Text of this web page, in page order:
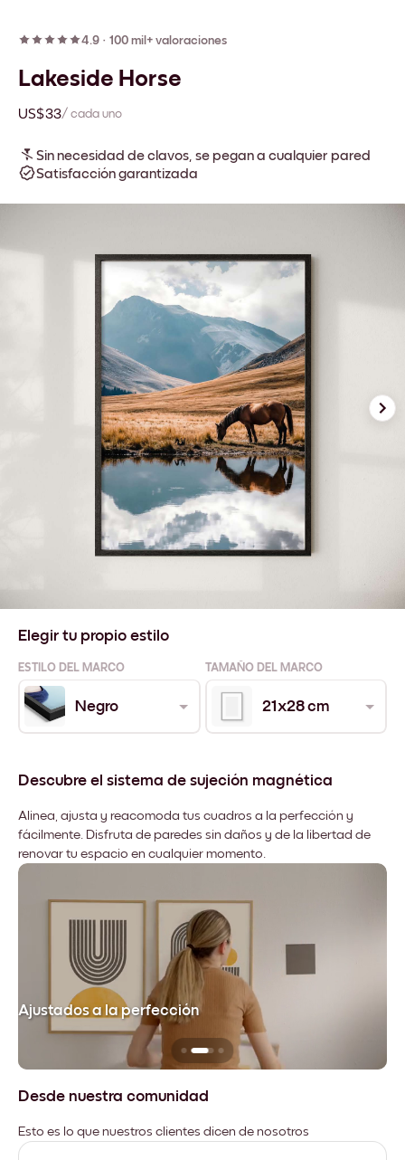
4.9 · 100 mil+ valoraciones
Lakeside Horse
US$33/ cada uno
Sin necesidad de clavos, se pegan a cualquier pared
Satisfacción garantizada
Elegir tu propio estilo
ESTILO DEL MARCO TAMAÑO DEL MARCO
Negro 21x28 cm
Descubre el sistema de sujeción magnética
Alinea, ajusta y reacomoda tus cuadros a la perfección y
fácilmente. Disfruta de paredes sin daños y de la libertad de
renovar tu espacio en cualquier momento.
Ajustados a la perfección
Desde nuestra comunidad
Esto es lo que nuestros clientes dicen de nosotros